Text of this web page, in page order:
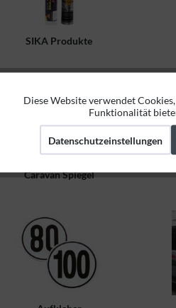
SIKA Produkte
Caravan Spiegel
Funktionale
Marketing
Diese Website verwendet
Funktionalität
Datenschutzeinstellungen